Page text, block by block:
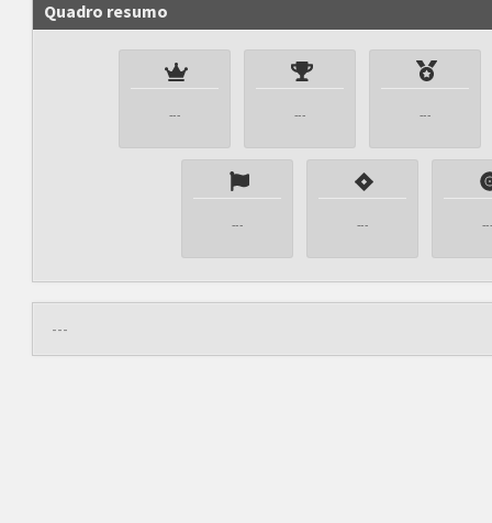
Quadro resumo
--- --- ---
--- --- ---
---